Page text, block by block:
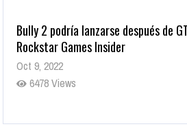
Bully 2 podría lanzarse después de
Rockstar Games Insider
Oct 9, 2022
6478 Views
Rumor: Se filtran los primeros